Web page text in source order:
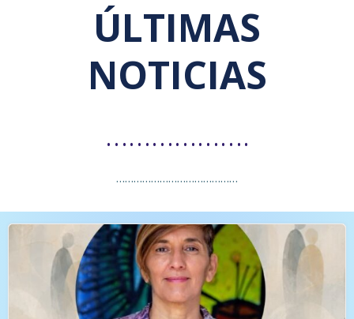
ÚLTIMAS
NOTICIAS
……………….
……………………………………